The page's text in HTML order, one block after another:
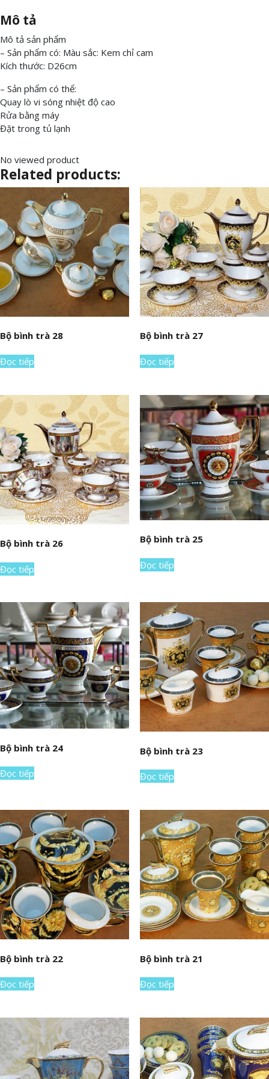
Mô tả
Mô tả sản phẩm
– Sản phẩm có: Màu sắc: Kem chỉ cam
Kích thước: D26cm
– Sản phẩm có thể:
Quay lò vi sóng nhiệt độ cao
Rửa bằng máy
Đặt trong tủ lạnh
No viewed product
Related products:
Bộ bình trà 28
Đọc tiếp
Bộ bình trà 27
Đọc tiếp
Bộ bình trà 26
Đọc tiếp
Bộ bình trà 25
Đọc tiếp
Bộ bình trà 24
Đọc tiếp
Bộ bình trà 23
Đọc tiếp
Bộ bình trà 22
Đọc tiếp
Bộ bình trà 21
Đọc tiếp